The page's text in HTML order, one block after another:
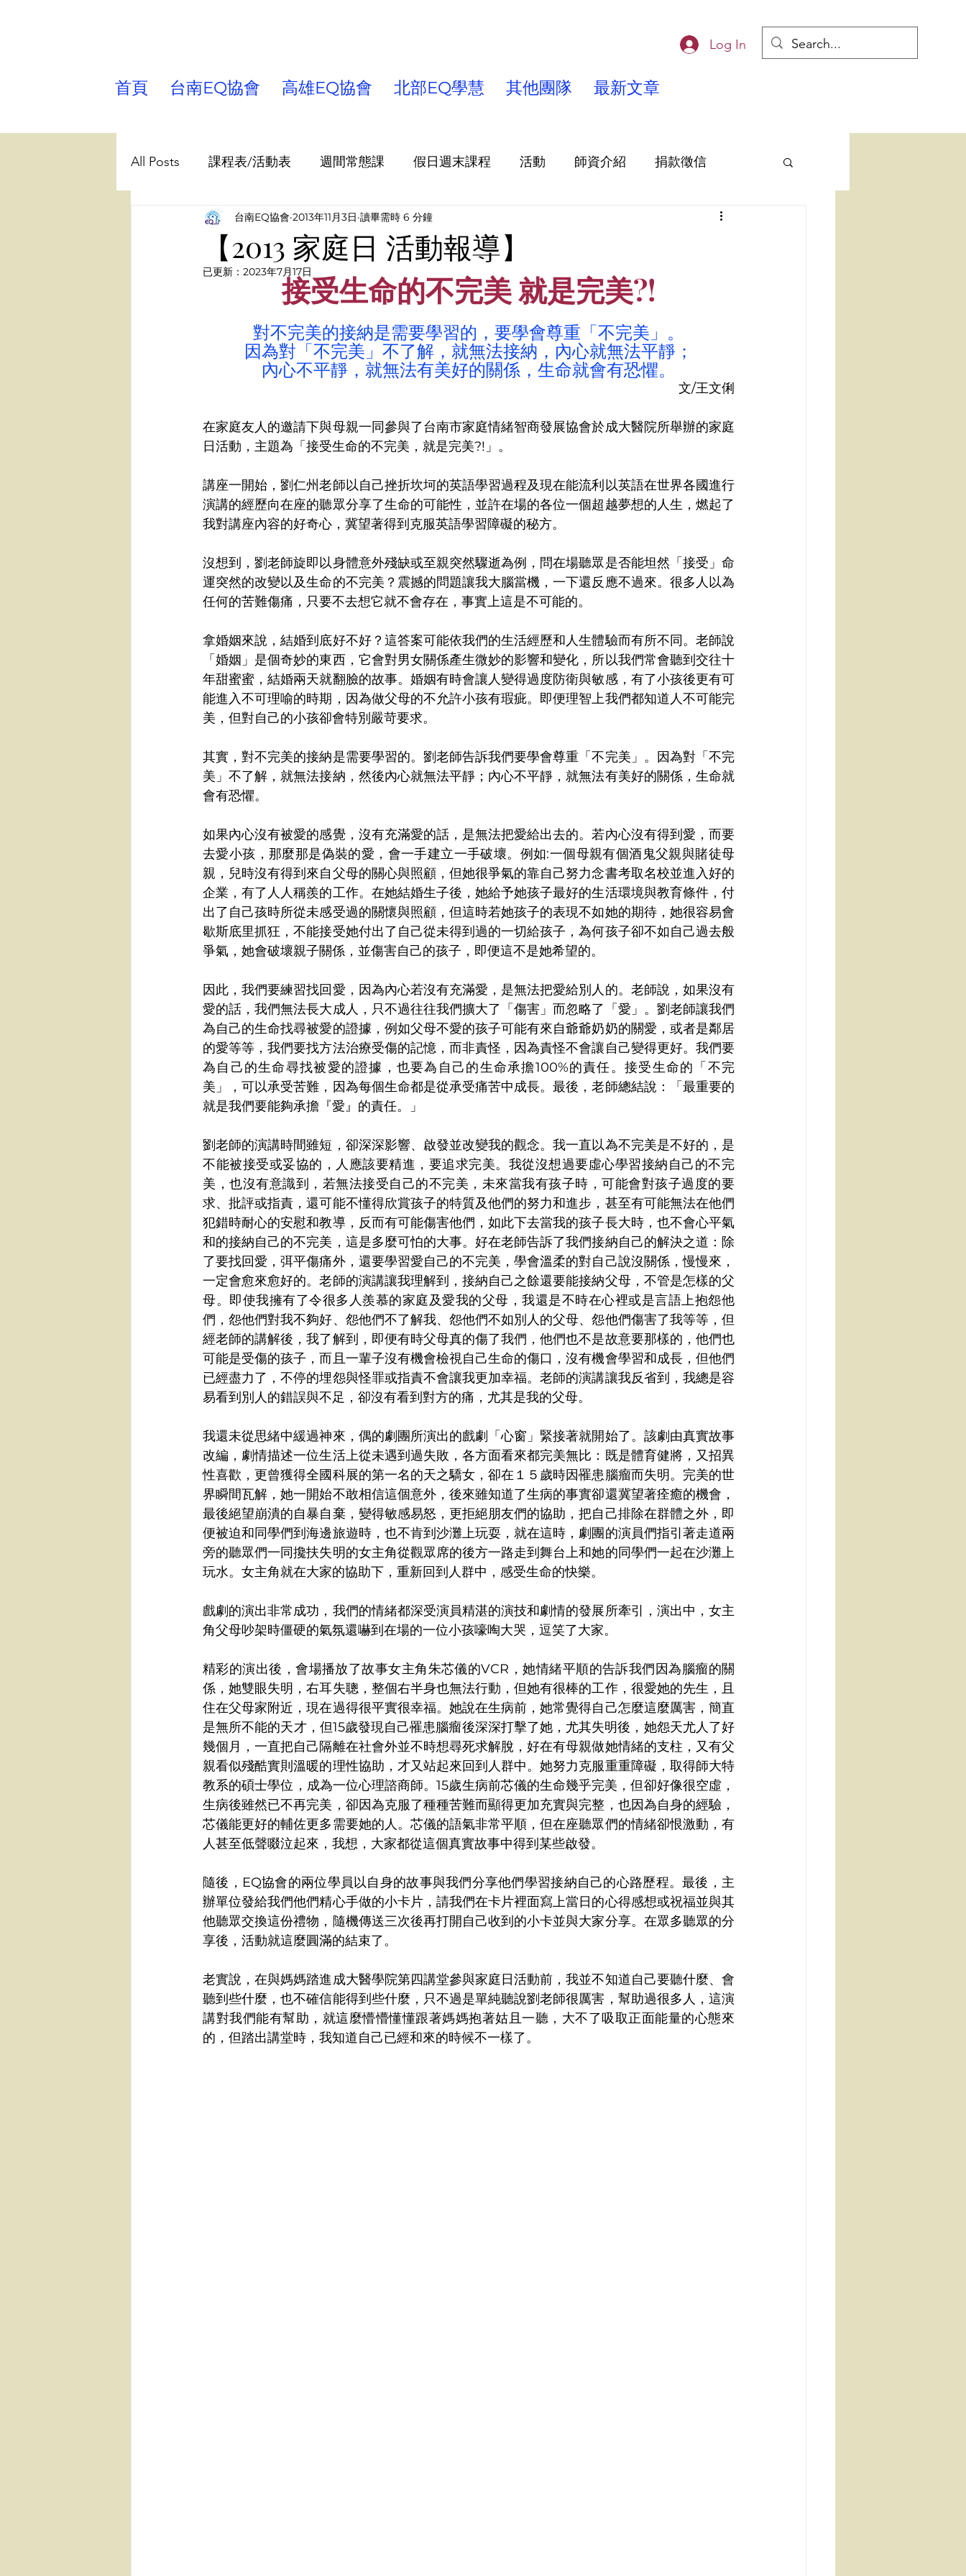
首頁 台南EQ協會 高雄EQ協會 北部EQ學慧 其他團隊 最新文章
Log In
All Posts 課程表/活動表 週間常態課 假日週末課程 活動 師資介紹 捐款徵信
課程帶領/學習 分享 兒童/青少年課程/營隊
台南EQ協會 講師園地
【2013 家庭日 活動報導】
台南EQ協會 2013年11月3日 讀畢需時 6 分鐘
已更新： 2023年7月17日接受生命的不完美 就是完美?!
對不完美的接納是需要學習的，要學會尊重「不完美」。
因為對「不完美」不了解，就無法接納，內心就無法平靜；
內心不平靜，就無法有美好的關係，生命就會有恐懼。
文/王文俐
在家庭友人的邀請下與母親一同參與了台南市家庭情緒智商發展協會於成大醫院所舉辦的家庭
日活動，主題為「接受生命的不完美，就是完美?!」。
講座一開始，劉仁州老師以自己挫折坎坷的英語學習過程及現在能流利以英語在世界各國進行
演講的經歷向在座的聽眾分享了生命的可能性，並許在場的各位一個超越夢想的人生，燃起了
我對講座內容的好奇心，冀望著得到克服英語學習障礙的秘方。
沒想到，劉老師旋即以身體意外殘缺或至親突然驟逝為例，問在場聽眾是否能坦然「接受」命
運突然的改變以及生命的不完美？震撼的問題讓我大腦當機，一下還反應不過來。很多人以為
任何的苦難傷痛，只要不去想它就不會存在，事實上這是不可能的。
拿婚姻來說，結婚到底好不好？這答案可能依我們的生活經歷和人生體驗而有所不同。老師說
「婚姻」是個奇妙的東西，它會對男女關係產生微妙的影響和變化，所以我們常會聽到交往十
年甜蜜蜜，結婚兩天就翻臉的故事。婚姻有時會讓人變得過度防衛與敏感，有了小孩後更有可
能進入不可理喻的時期，因為做父母的不允許小孩有瑕疵。即便理智上我們都知道人不可能完
美，但對自己的小孩卻會特別嚴苛要求。
其實，對不完美的接納是需要學習的。劉老師告訴我們要學會尊重「不完美」。因為對「不完
美」不了解，就無法接納，然後內心就無法平靜；內心不平靜，就無法有美好的關係，生命就
會有恐懼。
如果內心沒有被愛的感覺，沒有充滿愛的話，是無法把愛給出去的。若內心沒有得到愛，而要
去愛小孩，那麼那是偽裝的愛，會一手建立一手破壞。例如:一個母親有個酒鬼父親與賭徒母
親，兒時沒有得到來自父母的關心與照顧，但她很爭氣的靠自己努力念書考取名校並進入好的
企業，有了人人稱羨的工作。在她結婚生子後，她給予她孩子最好的生活環境與教育條件，付
出了自己孩時所從未感受過的關懷與照顧，但這時若她孩子的表現不如她的期待，她很容易會
歇斯底里抓狂，不能接受她付出了自己從未得到過的一切給孩子，為何孩子卻不如自己過去般
爭氣，她會破壞親子關係，並傷害自己的孩子，即便這不是她希望的。
因此，我們要練習找回愛，因為內心若沒有充滿愛，是無法把愛給別人的。老師說，如果沒有
愛的話，我們無法長大成人，只不過往往我們擴大了「傷害」而忽略了「愛」。劉老師讓我們
為自己的生命找尋被愛的證據，例如父母不愛的孩子可能有來自爺爺奶奶的關愛，或者是鄰居
的愛等等，我們要找方法治療受傷的記憶，而非責怪，因為責怪不會讓自己變得更好。我們要
為自己的生命尋找被愛的證據，也要為自己的生命承擔100%的責任。接受生命的「不完
美」，可以承受苦難，因為每個生命都是從承受痛苦中成長。最後，老師總結說：「最重要的
就是我們要能夠承擔『愛』的責任。」
劉老師的演講時間雖短，卻深深影響、啟發並改變我的觀念。我一直以為不完美是不好的，是
不能被接受或妥協的，人應該要精進，要追求完美。我從沒想過要虛心學習接納自己的不完
美，也沒有意識到，若無法接受自己的不完美，未來當我有孩子時，可能會對孩子過度的要
求、批評或指責，還可能不懂得欣賞孩子的特質及他們的努力和進步，甚至有可能無法在他們
犯錯時耐心的安慰和教導，反而有可能傷害他們，如此下去當我的孩子長大時，也不會心平氣
和的接納自己的不完美，這是多麼可怕的大事。好在老師告訴了我們接納自己的解決之道：除
了要找回愛，弭平傷痛外，還要學習愛自己的不完美，學會溫柔的對自己說沒關係，慢慢來，
一定會愈來愈好的。老師的演講讓我理解到，接納自己之餘還要能接納父母，不管是怎樣的父
母。即使我擁有了令很多人羨慕的家庭及愛我的父母，我還是不時在心裡或是言語上抱怨他
們，怨他們對我不夠好、怨他們不了解我、怨他們不如別人的父母、怨他們傷害了我等等，但
經老師的講解後，我了解到，即便有時父母真的傷了我們，他們也不是故意要那樣的，他們也
可能是受傷的孩子，而且一輩子沒有機會檢視自己生命的傷口，沒有機會學習和成長，但他們
已經盡力了，不停的埋怨與怪罪或指責不會讓我更加幸福。老師的演講讓我反省到，我總是容
易看到別人的錯誤與不足，卻沒有看到對方的痛，尤其是我的父母。
我還未從思緒中緩過神來，偶的劇團所演出的戲劇「心窗」緊接著就開始了。該劇由真實故事
改編，劇情描述一位生活上從未遇到過失敗，各方面看來都完美無比：既是體育健將，又招異
性喜歡，更曾獲得全國科展的第一名的天之驕女，卻在１５歲時因罹患腦瘤而失明。完美的世
界瞬間瓦解，她一開始不敢相信這個意外，後來雖知道了生病的事實卻還冀望著痊癒的機會，
最後絕望崩潰的自暴自棄，變得敏感易怒，更拒絕朋友們的協助，把自己排除在群體之外，即
便被迫和同學們到海邊旅遊時，也不肯到沙灘上玩耍，就在這時，劇團的演員們指引著走道兩
旁的聽眾們一同攙扶失明的女主角從觀眾席的後方一路走到舞台上和她的同學們一起在沙灘上
玩水。女主角就在大家的協助下，重新回到人群中，感受生命的快樂。
戲劇的演出非常成功，我們的情緒都深受演員精湛的演技和劇情的發展所牽引，演出中，女主
角父母吵架時僵硬的氣氛還嚇到在場的一位小孩嚎啕大哭，逗笑了大家。
精彩的演出後，會場播放了故事女主角朱芯儀的VCR，她情緒平順的告訴我們因為腦瘤的關
係，她雙眼失明，右耳失聰，整個右半身也無法行動，但她有很棒的工作，很愛她的先生，且
住在父母家附近，現在過得很平實很幸福。她說在生病前，她常覺得自己怎麼這麼厲害，簡直
是無所不能的天才，但15歲發現自己罹患腦瘤後深深打擊了她，尤其失明後，她怨天尤人了好
幾個月，一直把自己隔離在社會外並不時想尋死求解脫，好在有母親做她情緒的支柱，又有父
親看似殘酷實則溫暖的理性協助，才又站起來回到人群中。她努力克服重重障礙，取得師大特
教系的碩士學位，成為一位心理諮商師。15歲生病前芯儀的生命幾乎完美，但卻好像很空虛，
生病後雖然已不再完美，卻因為克服了種種苦難而顯得更加充實與完整，也因為自身的經驗，
芯儀能更好的輔佐更多需要她的人。芯儀的語氣非常平順，但在座聽眾們的情緒卻恨激動，有
人甚至低聲啜泣起來，我想，大家都從這個真實故事中得到某些啟發。
隨後，EQ協會的兩位學員以自身的故事與我們分享他們學習接納自己的心路歷程。最後，主
辦單位發給我們他們精心手做的小卡片，請我們在卡片裡面寫上當日的心得感想或祝福並與其
他聽眾交換這份禮物，隨機傳送三次後再打開自己收到的小卡並與大家分享。在眾多聽眾的分
享後，活動就這麼圓滿的結束了。
老實說，在與媽媽踏進成大醫學院第四講堂參與家庭日活動前，我並不知道自己要聽什麼、會
聽到些什麼，也不確信能得到些什麼，只不過是單純聽說劉老師很厲害，幫助過很多人，這演
講對我們能有幫助，就這麼懵懵懂懂跟著媽媽抱著姑且一聽，大不了吸取正面能量的心態來
的，但踏出講堂時，我知道自己已經和來的時候不一樣了。